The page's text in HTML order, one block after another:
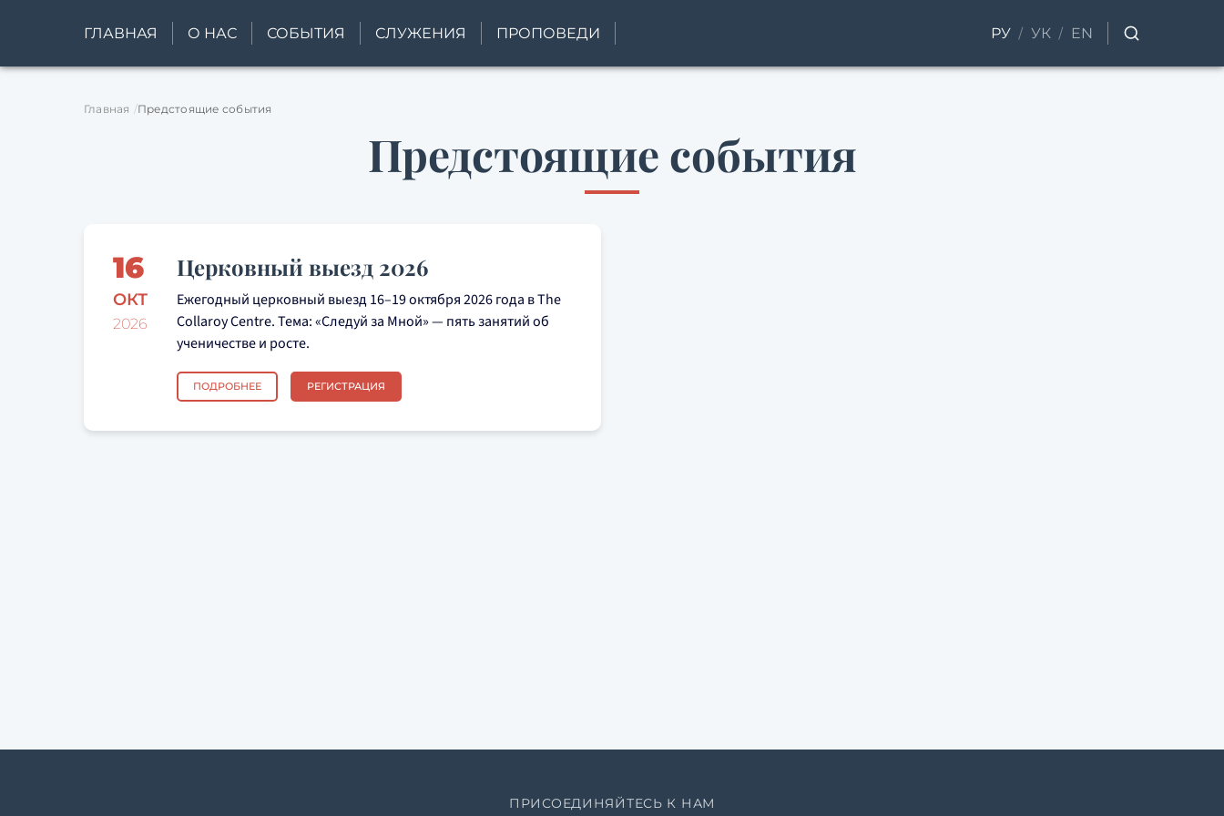
ГЛАВНАЯ О НАС СОБЫТИЯ СЛУЖЕНИЯ ПРОПОВЕДИ РУ / УК / EN
Главная Предстоящие события
Предстоящие события
16
ОКТ
2026
Церковный выезд 2026
Ежегодный церковный выезд 16–19 октября 2026 года в The
Collaroy Centre. Тема: «Следуй за Мной» — пять занятий об
ученичестве и росте.
ПОДРОБНЕЕ РЕГИСТРАЦИЯ
ПРИСОЕДИНЯЙТЕСЬ К НАМ